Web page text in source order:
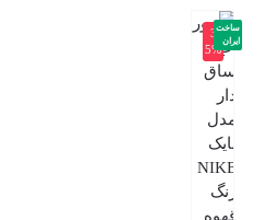
-3
5%
ساخت
ایران